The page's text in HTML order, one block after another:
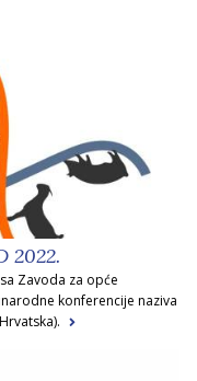
2022.
Zavoda za opće
konferencije naziva